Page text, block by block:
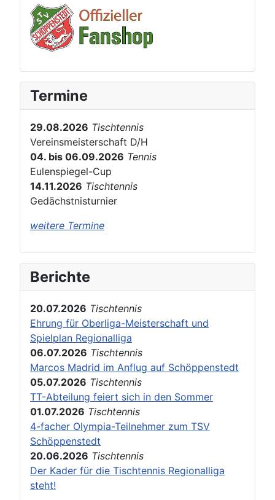
Termine
29.08.2026 Tischtennis
Vereinsmeisterschaft D/H
04. bis 06.09.2026 Tennis
Eulenspiegel-Cup
14.11.2026 Tischtennis
Gedächstnisturnier
weitere Termine
Berichte
20.07.2026 Tischtennis
Ehrung für Oberliga-Meisterschaft und
Spielplan Regionalliga
06.07.2026 Tischtennis
Marcos Madrid im Anflug auf Schöppenstedt
05.07.2026 Tischtennis
TT-Abteilung feiert sich in den Sommer
01.07.2026 Tischtennis
4-facher Olympia-Teilnehmer zum TSV
Schöppenstedt
20.06.2026 Tischtennis
Der Kader für die Tischtennis Regionalliga
steht!